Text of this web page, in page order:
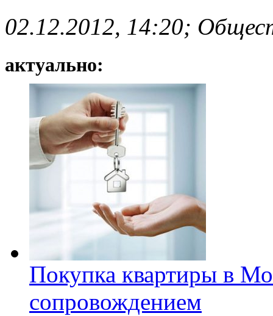
02.12.2012, 14:20;
актуально:
Покупка квартиры в
сопровождением